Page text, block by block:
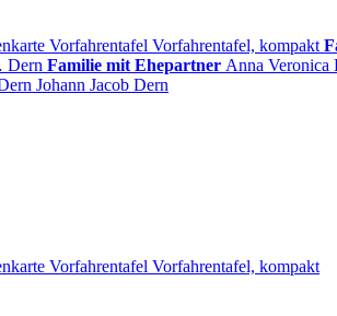
Vorfahrentafel Vorfahrentafel, kompakt
Dern Familie mit Ehepartner Anna Veronica
Johann Jacob Dern
Vorfahrentafel Vorfahrentafel, kompakt